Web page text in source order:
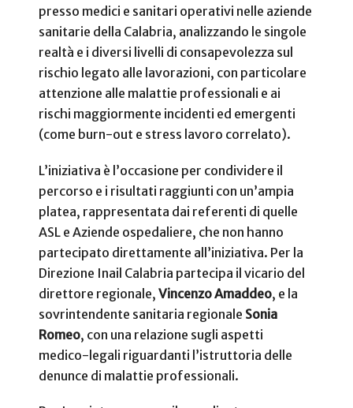
presso medici e sanitari operativi nelle aziende
sanitarie della Calabria, analizzando le singole
realtà e i diversi livelli di consapevolezza sul
rischio legato alle lavorazioni, con particolare
attenzione alle malattie professionali e ai
rischi maggiormente incidenti ed emergenti
(come burn-out e stress lavoro correlato).
L’iniziativa è l’occasione per condividere il
percorso e i risultati raggiunti con un’ampia
platea, rappresentata dai referenti di quelle
ASL e Aziende ospedaliere, che non hanno
partecipato direttamente all’iniziativa. Per la
Direzione Inail Calabria partecipa il vicario del
direttore regionale, Vincenzo Amaddeo, e la
sovrintendente sanitaria regionale Sonia
Romeo, con una relazione sugli aspetti
medico-legali riguardanti l’istruttoria delle
denunce di malattie professionali.